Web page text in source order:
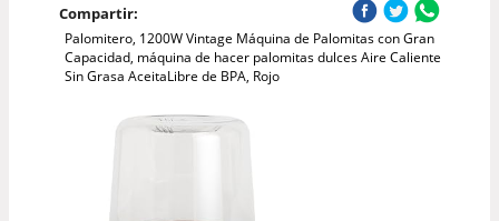
Compartir:
Palomitero, 1200W Vintage Máquina de Palomitas con Gran
Capacidad, máquina de hacer palomitas dulces Aire Caliente
Sin Grasa AceitaLibre de BPA, Rojo